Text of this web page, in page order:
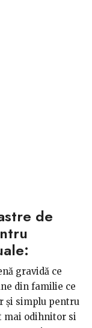
în
perechi
mânecă scurtă
înlocuite,
de viață. În
momentul
sunt
în
oră.
și de
sănătos de
bebeluși,
mai mare a
reprezinte
de
gravidă ce
din familie ce
și simplu pentru
mai odihnitor si